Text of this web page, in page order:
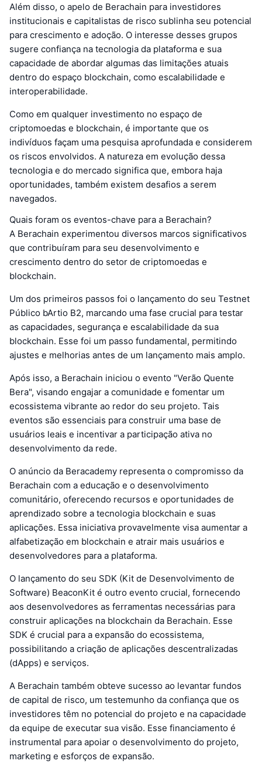
Além disso, o apelo de Berachain para investidores
institucionais e capitalistas de risco sublinha seu potencial
para crescimento e adoção. O interesse desses grupos
sugere confiança na tecnologia da plataforma e sua
capacidade de abordar algumas das limitações atuais
dentro do espaço blockchain, como escalabilidade e
interoperabilidade.
Como em qualquer investimento no espaço de
criptomoedas e blockchain, é importante que os
indivíduos façam uma pesquisa aprofundada e considerem
os riscos envolvidos. A natureza em evolução dessa
tecnologia e do mercado significa que, embora haja
oportunidades, também existem desafios a serem
navegados.
Quais foram os eventos-chave para a Berachain?
A Berachain experimentou diversos marcos significativos
que contribuíram para seu desenvolvimento e
crescimento dentro do setor de criptomoedas e
blockchain.
Um dos primeiros passos foi o lançamento do seu Testnet
Público bArtio B2, marcando uma fase crucial para testar
as capacidades, segurança e escalabilidade da sua
blockchain. Esse foi um passo fundamental, permitindo
ajustes e melhorias antes de um lançamento mais amplo.
Após isso, a Berachain iniciou o evento "Verão Quente
Bera", visando engajar a comunidade e fomentar um
ecossistema vibrante ao redor do seu projeto. Tais
eventos são essenciais para construir uma base de
usuários leais e incentivar a participação ativa no
desenvolvimento da rede.
O anúncio da Beracademy representa o compromisso da
Berachain com a educação e o desenvolvimento
comunitário, oferecendo recursos e oportunidades de
aprendizado sobre a tecnologia blockchain e suas
aplicações. Essa iniciativa provavelmente visa aumentar a
alfabetização em blockchain e atrair mais usuários e
desenvolvedores para a plataforma.
O lançamento do seu SDK (Kit de Desenvolvimento de
Software) BeaconKit é outro evento crucial, fornecendo
aos desenvolvedores as ferramentas necessárias para
construir aplicações na blockchain da Berachain. Esse
SDK é crucial para a expansão do ecossistema,
possibilitando a criação de aplicações descentralizadas
(dApps) e serviços.
A Berachain também obteve sucesso ao levantar fundos
de capital de risco, um testemunho da confiança que os
investidores têm no potencial do projeto e na capacidade
da equipe de executar sua visão. Esse financiamento é
instrumental para apoiar o desenvolvimento do projeto,
marketing e esforços de expansão.